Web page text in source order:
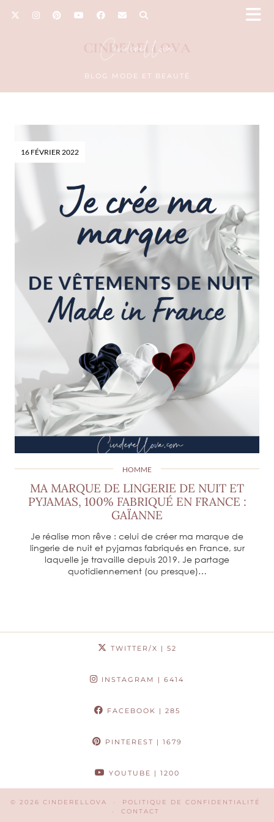
BLOG MODE ET BEAUTÉ
16 FÉVRIER 2022
HOMME
MA MARQUE DE LINGERIE DE NUIT ET
PYJAMAS, 100% FABRIQUÉ EN FRANCE :
GAÏANNE
Je réalise mon rêve : celui de créer ma marque de
lingerie de nuit et pyjamas fabriqués en France, sur
laquelle je travaille depuis 2019. Je partage
quotidiennement (ou presque)…
TWITTER/X | 52
INSTAGRAM | 6414
FACEBOOK | 285
PINTEREST | 1679
YOUTUBE | 1200
© 2026 CINDERELLOVA
POLITIQUE DE CONFIDENTIALITÉ
CONTACT